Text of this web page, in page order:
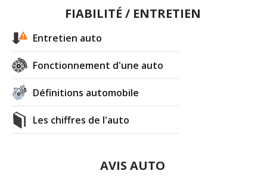
FIABILITÉ / ENTRETIEN
Entretien auto
Fonctionnement d'une auto
Définitions automobile
Les chiffres de l'auto
AVIS AUTO